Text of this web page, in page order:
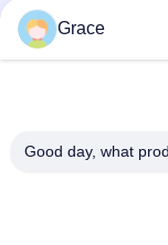
Grace
Good day, what